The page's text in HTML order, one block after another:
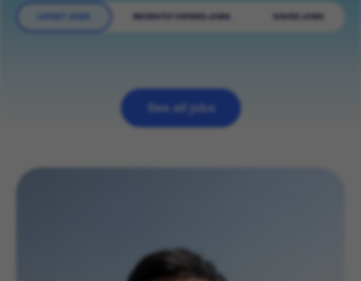
See all jobs